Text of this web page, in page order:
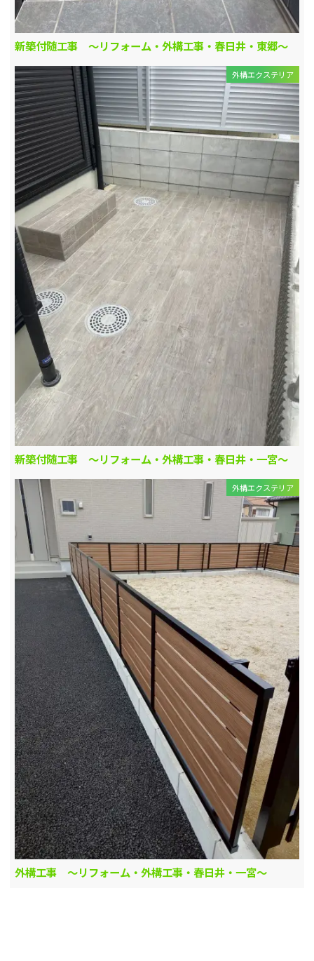
新築付随工事 ～リフォーム・外構工事・春日井・東郷～
外構エクステリア
新築付随工事 ～リフォーム・外構工事・春日井・一宮～
外構エクステリア
外構工事 ～リフォーム・外構工事・春日井・一宮～